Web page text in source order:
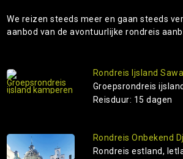
We reizen steeds meer en gaan steeds
aanbod van de avontuurlijke rondreis
Rondreis Ijsland
Groepsrondreis
Reisduur: 15 dagen
Rondreis Onbekend
Rondreis estland,